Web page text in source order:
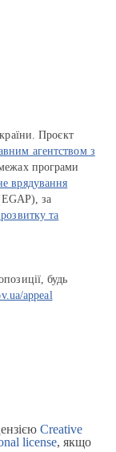
Проєкт
агентством з
програми
врядування
за
та
будь
appeal
Creative
license, якщо